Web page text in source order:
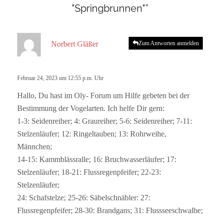
"Springbrunnen"”
Norbert Gläßer
t
Februar 24, 2023 um 12:55 p.m. Uhr
Hallo, Du hast im Oly- Forum um Hilfe gebeten bei der
Bestimmung der Vogelarten. Ich helfe Dir gern:
1-3: Seidenreiher; 4: Graureiher; 5-6: Seidenreiher; 7-11:
Stelzenläufer; 12: Ringeltauben; 13: Rohrweihe,
Männchen;
14-15: Kammblässralle; 16: Bruchwasserläufer; 17:
Stelzenläufer; 18-21: Flussregenpfeifer; 22-23:
Stelzenläufer;
24: Schafstelze; 25-26: Säbelschnäbler: 27:
Flussregenpfeifer; 28-30: Brandgans; 31: Flussseeschwalbe;
Zum Antworten anmelden